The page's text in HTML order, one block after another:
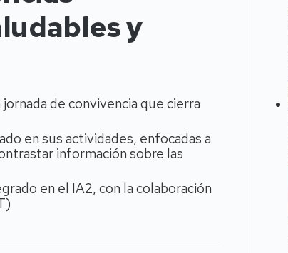
y
de convivencia que cierra
en sus actividades, enfocadas a
información sobre las
en el IA2, con la colaboración